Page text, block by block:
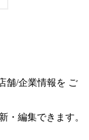
舗/企業情報を ご
・編集できます。